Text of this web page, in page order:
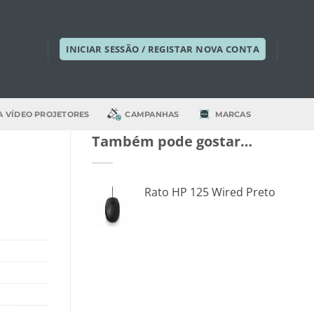
INICIAR SESSÃO / REGISTAR NOVA CONTA
VÍDEO PROJETORES CAMPANHAS MARCAS
Também pode gostar…
Rato HP 125 Wired Preto